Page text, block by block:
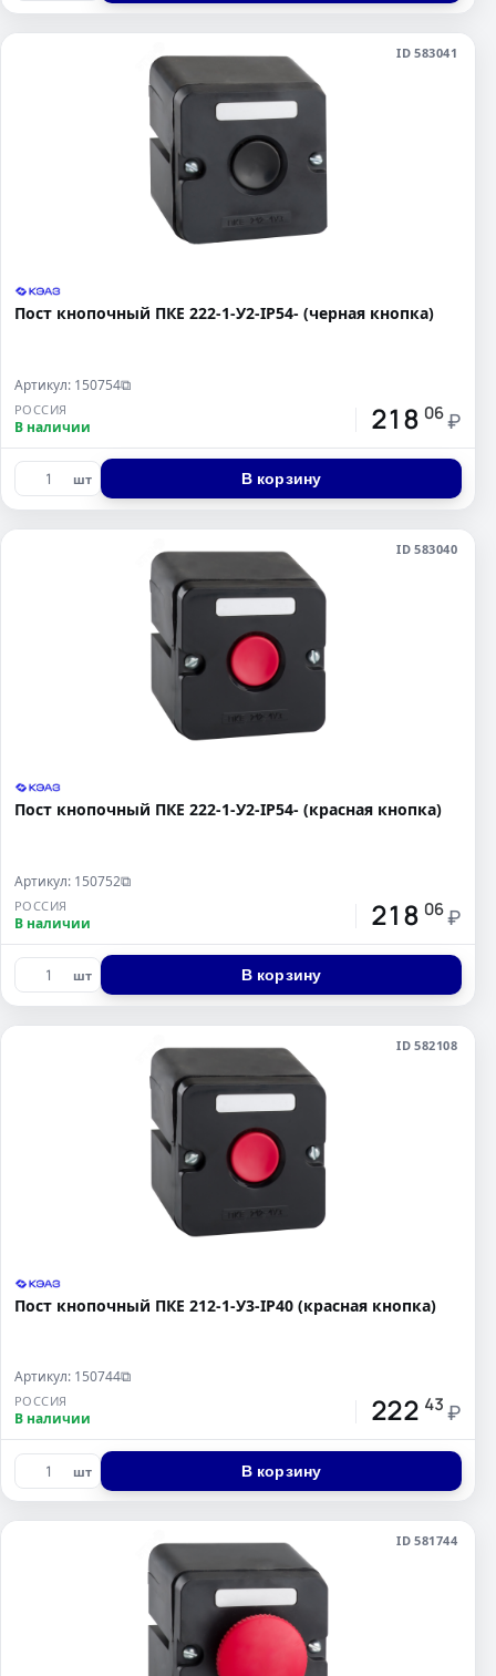
ID 583041
Пост кнопочный ПКЕ 222-1-У2-IP54- (черная кнопка)
Артикул: 150754⧉
РОССИЯ
В наличии 218 06 ₽
шт В корзину
ID 583040
Пост кнопочный ПКЕ 222-1-У2-IP54- (красная кнопка)
Артикул: 150752⧉
РОССИЯ
В наличии 218 06 ₽
шт В корзину
ID 582108
Пост кнопочный ПКЕ 212-1-У3-IP40 (красная кнопка)
Артикул: 150744⧉
РОССИЯ
В наличии 222 43 ₽
шт В корзину
ID 581744